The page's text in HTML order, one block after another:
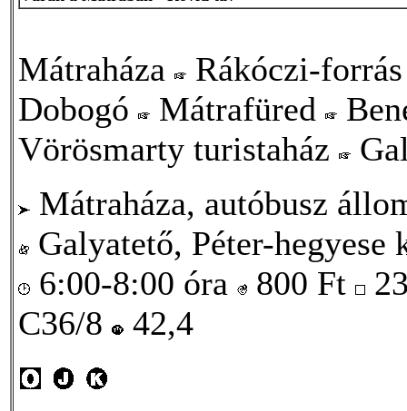
Mátraháza
Rákóczi-
Dobogó
Mátrafüred
Vörösmarty turistaház
Mátraháza, autóbusz
Galyatető, Péter-
6:00-8:00 óra
800 Ft
C36/8
42,4